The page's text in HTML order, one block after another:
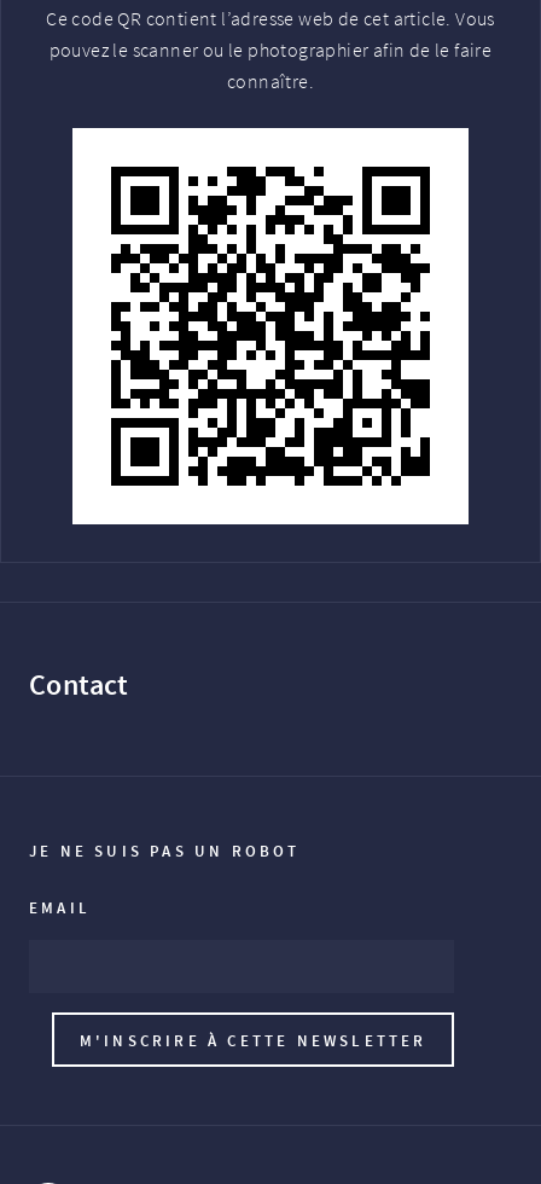
Ce code QR contient l’adresse web de cet article. Vous
pouvez le scanner ou le photographier afin de le faire
connaître.
Contact
JE NE SUIS PAS UN ROBOT
EMAIL